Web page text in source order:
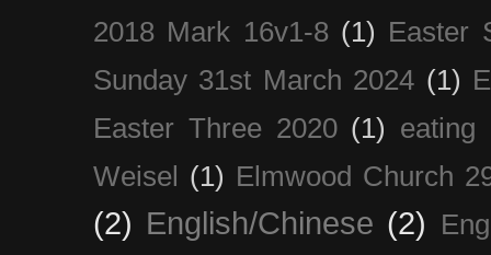
2018 Mark 16v1-8 (1) Easter
Sunday 31st March 2024 (1)
Easter Three 2020 (1) eating
Weisel (1) Elmwood Church
(2) English/Chinese (2)